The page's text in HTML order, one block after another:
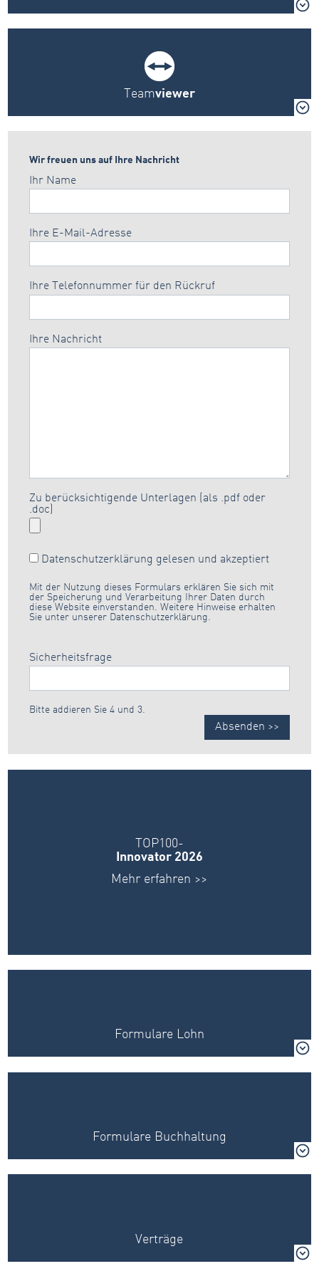
Teamviewer
Wir freuen uns auf Ihre Nachricht
Ihr Name
Ihre E-Mail-Adresse
Ihre Telefonnummer für den Rückruf
Ihre Nachricht
Zu berücksichtigende Unterlagen (als .pdf oder
.doc)
Datenschutzerklärung gelesen und akzeptiert
Mit der Nutzung dieses Formulars erklären Sie sich mit
der Speicherung und Verarbeitung Ihrer Daten durch
diese Website einverstanden. Weitere Hinweise erhalten
Sie unter unserer Datenschutzerklärung.
Sicherheitsfrage
Bitte addieren Sie 4 und 3.
Absenden >>
TOP100-
Innovator 2026
Mehr erfahren >>
Formulare Lohn
Formulare Buchhaltung
Verträge